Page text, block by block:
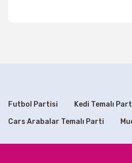
Bu ürüne benzer farklı
Futbol Partisi Kedi Temalı
Cars Arabalar Temalı Parti